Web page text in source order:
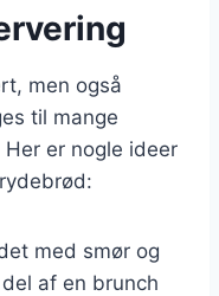
men også
til mange
er nogle ideer
med smør og
af en brunch